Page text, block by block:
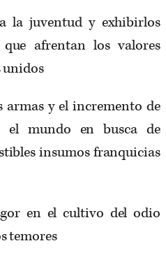
la juventud y exhibirlos
afrentan los valores
unidos
armas y el incremento de
el mundo en busca de
insumos franquicias
en el cultivo del odio
temores